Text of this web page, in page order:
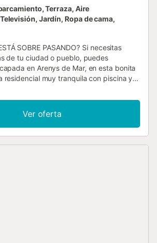
Terraza, Aire
Jardín, Ropa de cama,
SOBRE PASANDO? Si necesitas
de tu ciudad o pueblo, puedes
en Arenys de Mar, en esta bonita
residencial muy tranquila con piscina y
Y PEQUEÑAS DE LA CASA
Disfrutarán corriendo por el jardín,
a la piscina y descubriendo el territorio
lado. BANANA CHILL OUT ESTÁ
Ver oferta